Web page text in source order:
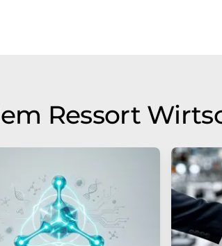
Ressort